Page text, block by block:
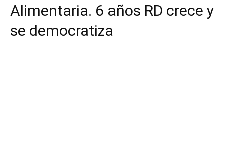
Alimentaria. 6 años RD crece y
se democratiza